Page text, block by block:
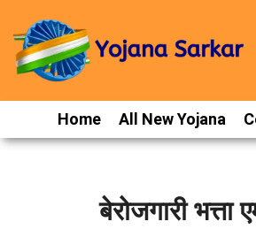
Home All New Yojana
बेरोजगारी भत्ता